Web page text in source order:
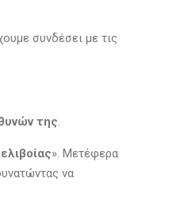
συνδέσει με τις
της.
». Μετέφερα
να